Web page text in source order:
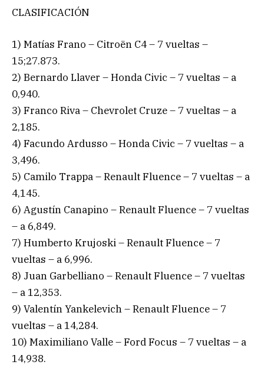
CLASIFICACIÓN
1) Matías Frano – Citroën C4 – 7 vueltas –
15;27.873.
2) Bernardo Llaver – Honda Civic – 7 vueltas – a
0,940.
3) Franco Riva – Chevrolet Cruze – 7 vueltas – a
2,185.
4) Facundo Ardusso – Honda Civic – 7 vueltas – a
3,496.
5) Camilo Trappa – Renault Fluence – 7 vueltas – a
4,145.
6) Agustín Canapino – Renault Fluence – 7 vueltas
– a 6,849.
7) Humberto Krujoski – Renault Fluence – 7
vueltas – a 6,996.
8) Juan Garbelliano – Renault Fluence – 7 vueltas
– a 12,353.
9) Valentín Yankelevich – Renault Fluence – 7
vueltas – a 14,284.
10) Maximiliano Valle – Ford Focus – 7 vueltas – a
14,938.